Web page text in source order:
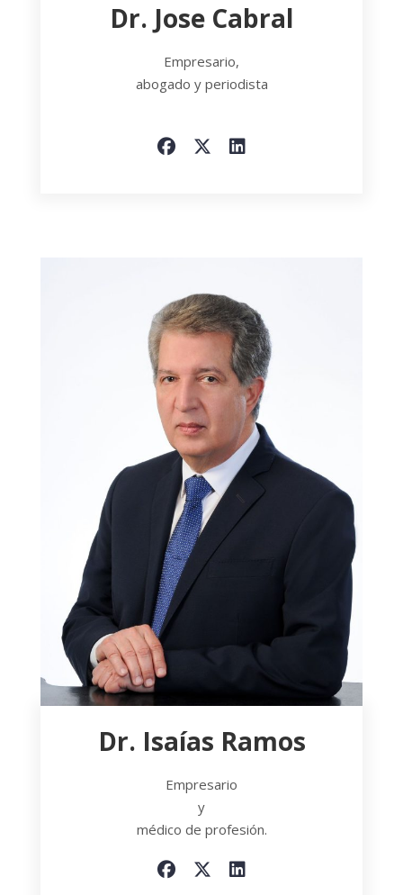
Dr. Jose Cabral
Empresario,
abogado y periodista
Dr. Isaías Ramos
Empresario
y
médico de profesión.